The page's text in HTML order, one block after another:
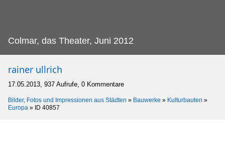
Colmar, das Theater, Juni 2012
rainer ullrich
17.05.2013, 937 Aufrufe, 0 Kommentare
Bilder, Fotos und Impressionen aus Städten » Bauwerke » Kulturbauten »
Europa » ID 40857